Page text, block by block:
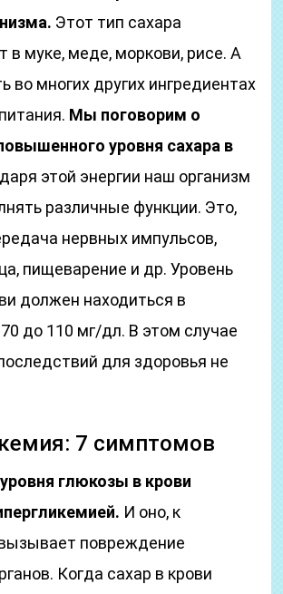
Этот тип сахара
в муке, меде, моркови, рисе. А
во многих других ингредиентах
Мы поговорим о
уровня сахара в
этой энергии наш организм
различные функции. Это,
нервных импульсов,
пищеварение и др. Уровень
должен находиться в
до 110 мг/дл. В этом случае
для здоровья не
7 симптомов
глюкозы в крови
И оно, к
повреждение
Когда сахар в крови